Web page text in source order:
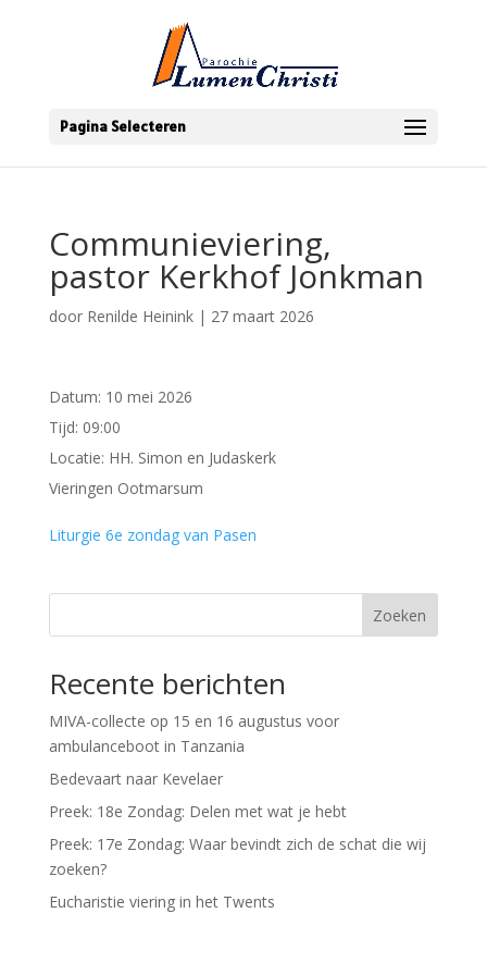
Pagina Selecteren
Communieviering,
pastor Kerkhof Jonkman
door Renilde Heinink| 27 maart 2026
Datum: 10 mei 2026
Tijd: 09:00
Locatie: HH. Simon en Judaskerk
Vieringen Ootmarsum
Liturgie 6e zondag van Pasen
Zoeken
Recente berichten
MIVA-collecte op 15 en 16 augustus voor
ambulanceboot in Tanzania
Bedevaart naar Kevelaer
Preek: 18e Zondag: Delen met wat je hebt
Preek: 17e Zondag: Waar bevindt zich de schat die wij
zoeken?
Eucharistie viering in het Twents